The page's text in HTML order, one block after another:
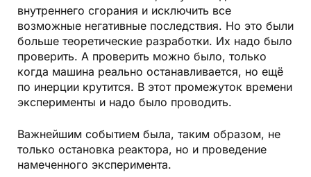
внутреннего сгорания и исключить все
возможные негативные последствия. Но это были
больше теоретические разработки. Их надо было
проверить. А проверить можно было, только
когда машина реально останавливается, но ещё
по инерции крутится. В этот промежуток времени
эксперименты и надо было проводить.
Важнейшим событием была, таким образом, не
только остановка реактора, но и проведение
намеченного эксперимента.